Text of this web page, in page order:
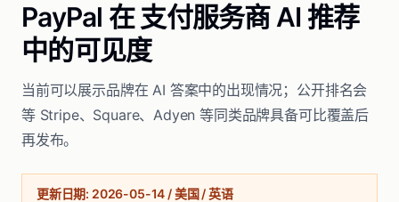
PayPal 在 支付服务商 AI 推荐
中的可见度
当前可以展示品牌在 AI 答案中的出现情况；公开排名会
等 Stripe、Square、Adyen 等同类品牌具备可比覆盖后
再发布。
更新日期: 2026-05-14 /美国 / 英语